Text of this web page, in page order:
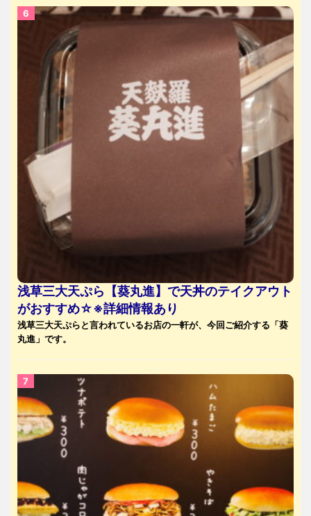
浅草三大天ぷら【葵丸進】で天丼のテイクアウト
がおすすめ☆※詳細情報あり
浅草三大天ぷらと言われているお店の一軒が、今回ご紹介する「葵
丸進」です。